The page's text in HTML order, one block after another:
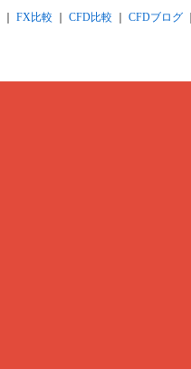
FX比較 CFD比較 CFDブログ